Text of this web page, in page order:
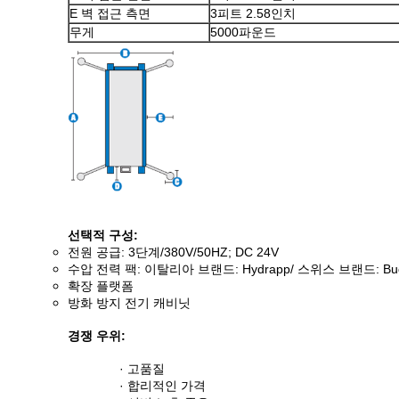
E 벽 접근 측면
3피트 2.58인치
무게
5000파운드
선택적 구성:
전원 공급: 3단계/380V/50HZ; DC 24V
수압 전력 팩: 이탈리아 브랜드: Hydrapp/ 스위스 브랜드:
확장 플랫폼
방화 방지 전기 캐비닛
경쟁 우위:
· 고품질
· 합리적인 가격